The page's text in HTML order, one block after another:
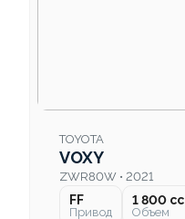
TOYOTA
VOXY
ZWR80W • 2021
FF
Привод
1 800 cc
Объем